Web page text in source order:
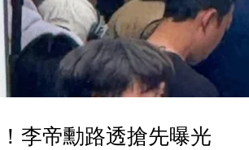
李帝勳路透搶先曝光